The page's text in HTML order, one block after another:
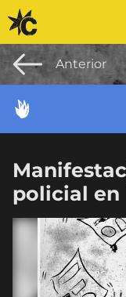
Saltar al contenido
Anterior
policial en